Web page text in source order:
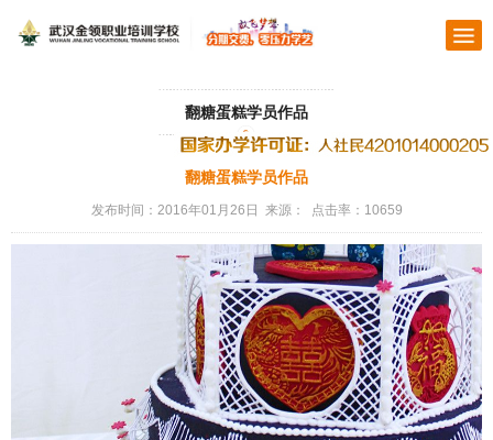
翻糖蛋糕学员作品
翻糖蛋糕学员作品
发布时间：2016年01月26日 来源： 点击率：10659